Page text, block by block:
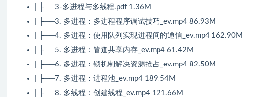
| ├──3-多进程与多线程.pdf 1.36M
| ├──3. 多进程：多进程程序调试技巧_ev.mp4 86.93M
| ├──4. 多进程：使用队列实现进程间的通信_ev.mp4 162.90M
| ├──5. 多进程：管道共享内存_ev.mp4 61.42M
| ├──6. 多进程：锁机制解决资源抢占_ev.mp4 82.50M
| ├──7. 多进程：进程池_ev.mp4 189.54M
| ├──8. 多线程：创建线程_ev.mp4 121.66M